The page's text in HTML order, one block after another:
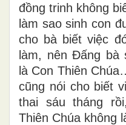
đồng trinh không
làm sao sinh con
cho bà biết việc
làm, nên Đấng bà
là Con Thiên
cũng nói cho biết
thai sáu tháng
Thiên Chúa không